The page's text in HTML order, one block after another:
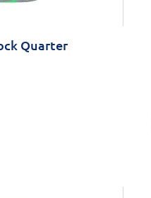
Quarter